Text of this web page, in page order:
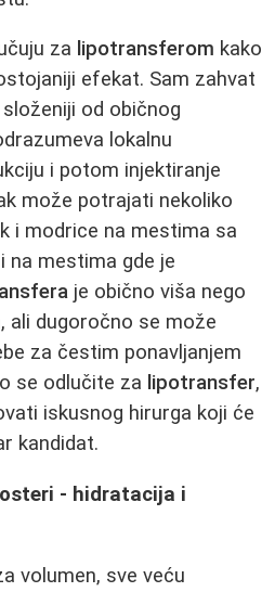
za lipotransferom kako
efekat. Sam zahvat
od običnog
lokalnu
i potom injektiranje
može potrajati nekoliko
i modrice na mestima sa
na mestima gde je
je obično viša nego
ali dugoročno se može
za čestim ponavljanjem
se odlučite za lipotransfer,
iskusnog hirurga koji će
kandidat.
- hidratacija i
volumen, sve veću